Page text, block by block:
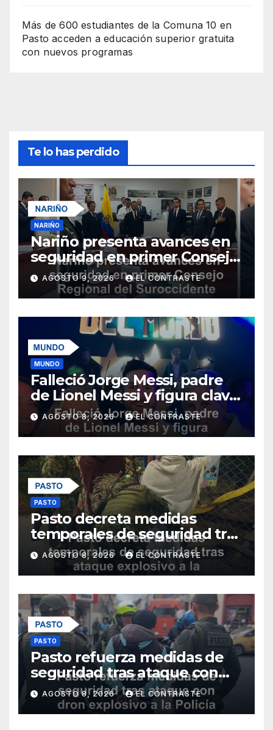
Más de 600 estudiantes de la Comuna 10 en
Pasto acceden a educación superior gratuita
con nuevos programas
Te lo has perdido
NARIÑO
Nariño presenta avances en
seguridad en primer Consejo
Regional del Suroccidente
liderado por De la Espriella
AGOSTO 9, 2026 EL CONTRASTE
MUNDO
Falleció Jorge Messi, padre
de Lionel Messi y figura clave
en su carrera
AGOSTO 8, 2026 EL CONTRASTE
PASTO
Pasto decreta medidas
temporales de seguridad tras
ataque explosivo a la Policía
Metropolitana
AGOSTO 8, 2026 EL CONTRASTE
PASTO
Pasto refuerza medidas de
seguridad tras ataque con
dron explosivo a la Policía
Metropolitana
AGOSTO 8, 2026 EL CONTRASTE